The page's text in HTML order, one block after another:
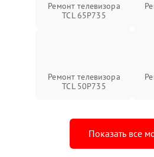
Ремонт телевизора
TCL 65P735
Ремонт телевизора
TCL 50P735
Показать все